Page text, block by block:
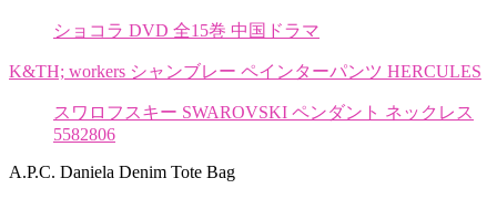
ショコラ DVD 全15巻 中国ドラマ
K&TH; workers シャンブレー ペインターパンツ HERCULES
スワロフスキー SWAROVSKI ペンダント ネックレス
5582806
A.P.C. Daniela Denim Tote Bag